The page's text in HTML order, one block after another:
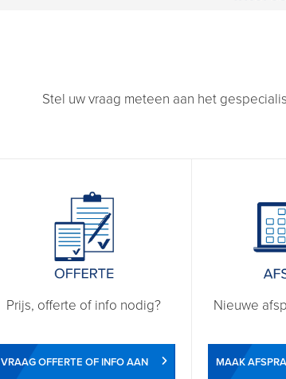
Stel uw vraag meteen aan het
Prijs, offerte of info nodig?
VRAAG OFFERTE OF INFO AAN
Nieuwe
MAAK